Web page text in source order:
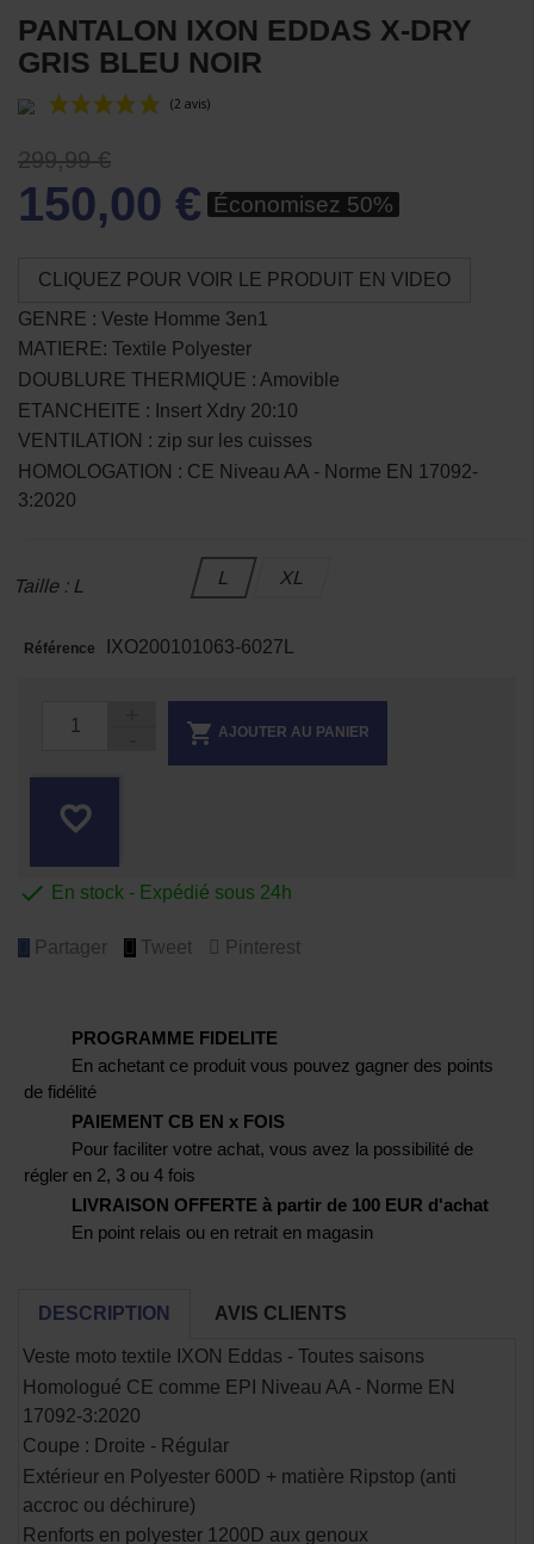
PANTALON IXON EDDAS X-DRY
GRIS BLEU NOIR
(2 avis)
299,99 €
150,00 € Économisez 50%
CLIQUEZ POUR VOIR LE PRODUIT EN VIDEO
GENRE : Veste Homme 3en1
MATIERE: Textile Polyester
DOUBLURE THERMIQUE : Amovible
ETANCHEITE : Insert Xdry 20:10
VENTILATION : zip sur les cuisses
HOMOLOGATION : CE Niveau AA - Norme EN 17092-
3:2020
Taille : L L XL
Référence IXO200101063-6027L
 AJOUTER AU PANIER
favorite_border
 En stock - Expédié sous 24h
Partager Tweet Pinterest
PROGRAMME FIDELITE
En achetant ce produit vous pouvez gagner des points
de fidélité
PAIEMENT CB EN x FOIS
Pour faciliter votre achat, vous avez la possibilité de
régler en 2, 3 ou 4 fois
LIVRAISON OFFERTE à partir de 100 EUR d'achat
En point relais ou en retrait en magasin
DESCRIPTION AVIS CLIENTS
Veste moto textile IXON Eddas - Toutes saisons
Homologué CE comme EPI Niveau AA - Norme EN
17092-3:2020
Coupe : Droite - Régular
Extérieur en Polyester 600D + matière Ripstop (anti
accroc ou déchirure)
Renforts en polyester 1200D aux genoux